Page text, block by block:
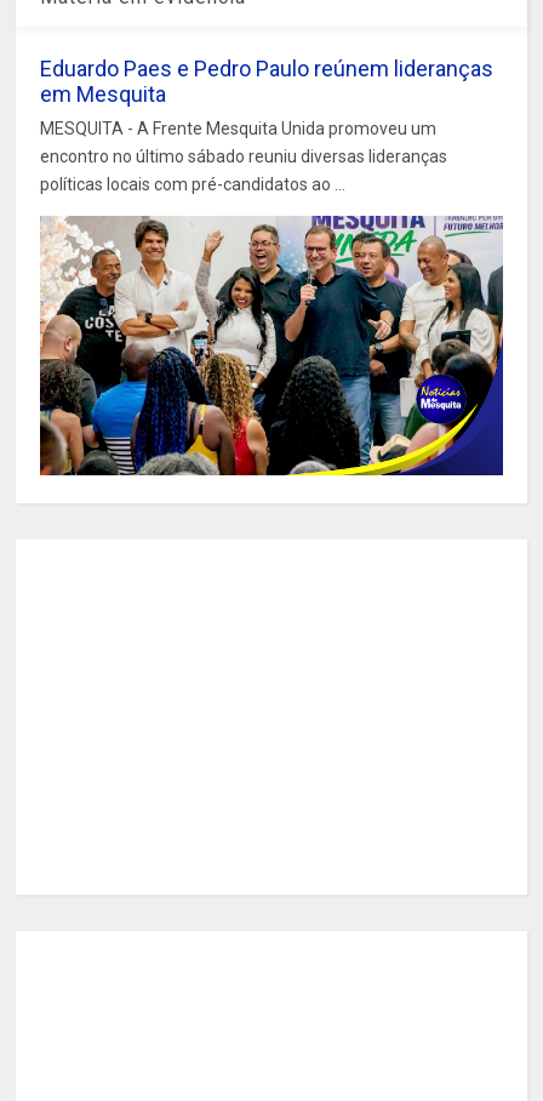
Eduardo Paes e Pedro Paulo reúnem lideranças
em Mesquita
MESQUITA - A Frente Mesquita Unida promoveu um
encontro no último sábado reuniu diversas lideranças
políticas locais com pré-candidatos ao ...